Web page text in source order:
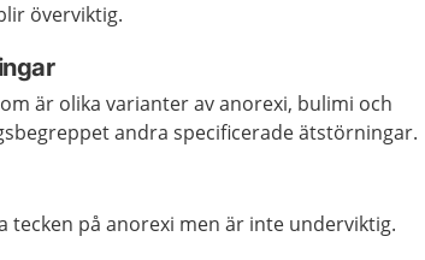
överviktig.
är olika varianter av anorexi, bulimi och
andra specificerade ätstörningar.
tecken på anorexi men är inte underviktig.